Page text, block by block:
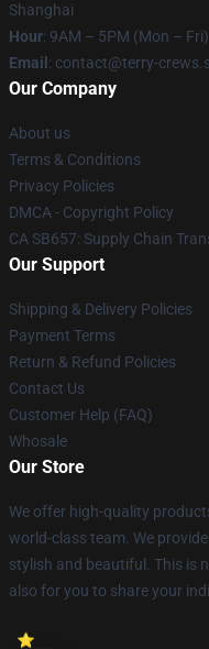
Shanghai
Hour: 9AM – 5PM (Mon – Fri)
Email : contact@terry-
Our Company
About us
Terms & Conditions
Privacy Policies
DMCA - Copyright Policy
CA SB657: Supply Chain
Our Support
Shipping & Delivery Policies
Payment Terms
Return & Refund Policies
Contact Us
Customer Help (FAQ)
Whosale
Our Store
We offer high-quality
world-class team. We
stylish and beautiful. This is
also for you to share your